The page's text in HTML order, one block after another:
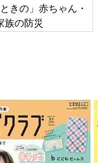
日本外来小児科